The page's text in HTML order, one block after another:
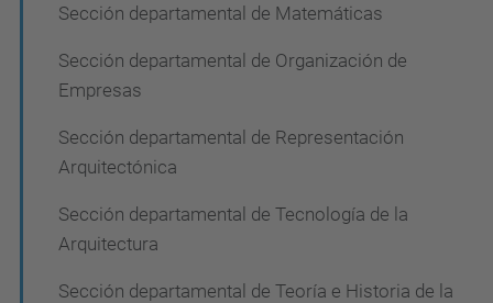
Sección departamental de Matemáticas
Sección departamental de Organización de
Empresas
Sección departamental de Representación
Arquitectónica
Sección departamental de Tecnología de la
Arquitectura
Sección departamental de Teoría e Historia de la